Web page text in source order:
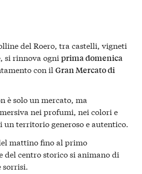
del Roero, tra castelli, vigneti
si rinnova ogni prima domenica
con il Gran Mercato di
è solo un mercato, ma
nei profumi, nei colori e
territorio generoso e autentico.
mattino fino al primo
del centro storico si animano di
sorrisi.